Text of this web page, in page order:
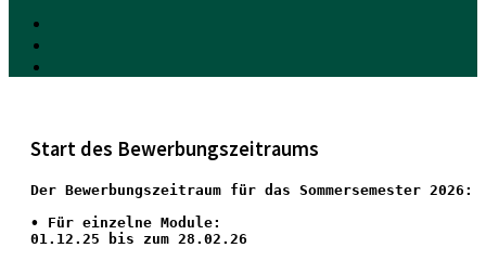
Start des Bewerbungszeitraums
Der Bewerbungszeitraum für das Sommersemester 2026:
• Für einzelne Module:
01.12.25 bis zum 28.02.26